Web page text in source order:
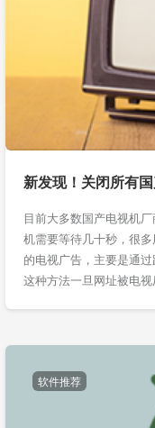
新发现！关闭所有
目前大多数国产电视机
机需要等待几十秒，很
的电视广告，主要是通
这种方法一旦网址被电
软件推荐